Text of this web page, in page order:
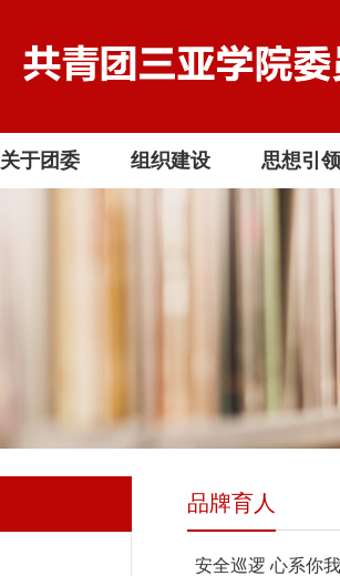
关于团委 组织建设 思想引领
品牌育人
安全巡逻 心系你